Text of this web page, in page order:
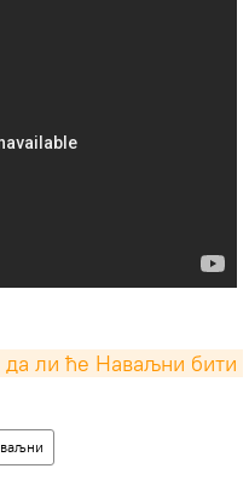
да ли ће Наваљни бити